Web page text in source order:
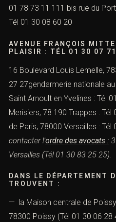
01 78 73 11 111 bis rue du
Tél 01 30 08 60 20
AVENUE FRANÇOIS
PLAISIR : TÉL 01 30 07
16 Boulevard Louis Lemelle,
27 27gendarmerie nationale
Saint Arnoult en Yvelines : Tél
Merisiers, 78 190 Trappes :
de Paris, 78000 Versailles : Tél
contacter l’ordre des avocats :
Versailles (Tél 01 30 83 25 25).
DANS LE DÉPARTEMENT
TROUVENT :
— la Maison centrale de Poissy
78300 Poissy (Tél 01 30 06 28